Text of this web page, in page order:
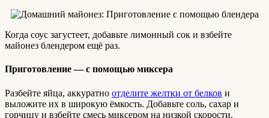
Когда соус загустеет, добавьте лимонный сок и взбейте
майонез блендером ещё раз.
Приготовление — с помощью миксера
Разбейте яйца, аккуратно отделите желтки от белков и
выложите их в широкую ёмкость. Добавьте соль, сахар и
горчицу и взбейте смесь миксером на низкой скорости.